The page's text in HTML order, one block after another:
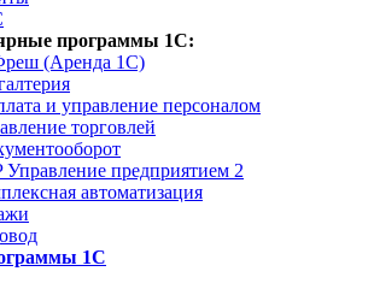
программы 1С:
(Аренда 1С)
и управление персоналом
торговлей
Управление предприятием 2
автоматизация
1С